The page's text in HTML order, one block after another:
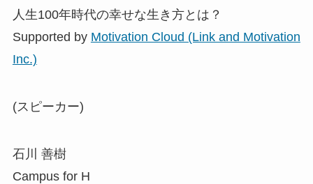
人生100年時代の幸せな生き方とは？
Supported by Motivation Cloud (Link and Motivation
Inc.)
(スピーカー)
石川 善樹
Campus for H